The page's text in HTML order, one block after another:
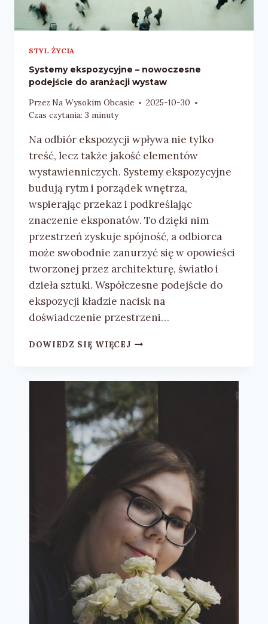
STYL ŻYCIA
Systemy ekspozycyjne – nowoczesne
podejście do aranżacji wystaw
Przez Na Wysokim Obcasie
2025-10-30
Czas czytania: 3 minuty
Na odbiór ekspozycji wpływa nie tylko
treść, lecz także jakość elementów
wystawienniczych. Systemy ekspozycyjne
budują rytm i porządek wnętrza,
wspierając przekaz i podkreślając
znaczenie eksponatów. To dzięki nim
przestrzeń zyskuje spójność, a odbiorca
może swobodnie zanurzyć się w opowieści
tworzonej przez architekturę, światło i
dzieła sztuki. Współczesne podejście do
ekspozycji kładzie nacisk na
doświadczenie przestrzeni…
DOWIEDZ SIĘ WIĘCEJSYSTEMY
NOWOCZESNE
PODEJŚCIE
DO
ARANŻACJI
WYSTAW